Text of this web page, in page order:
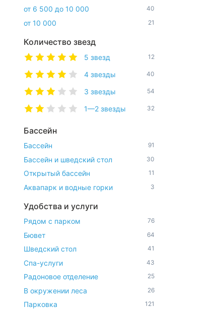
от 6 500 до 10 000 40
от 10 000 21
Количество звезд
5 звезд 12
4 звезды 40
3 звезды 54
1—2 звезды 32
Бассейн
Бассейн 91
Бассейн и шведский стол 30
Открытый бассейн 11
Аквапарк и водные горки 3
Удобства и услуги
Рядом с парком 76
Бювет 64
Шведский стол 41
Спа-услуги 43
Радоновое отделение 25
В окружении леса 26
Парковка 121